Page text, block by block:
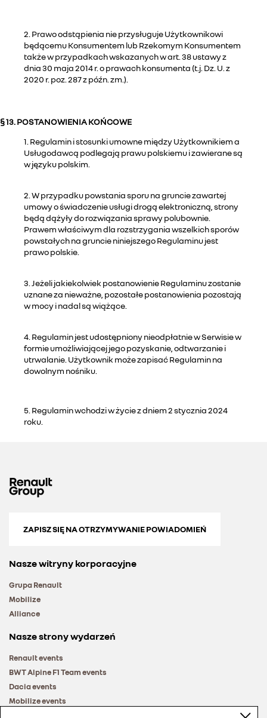
2. Prawo odstąpienia nie przysługuje Użytkownikowi
będącemu Konsumentem lub Rzekomym Konsumentem
także w przypadkach wskazanych w art. 38 ustawy z
dnia 30 maja 2014 r. o prawach konsumenta (t.j. Dz. U. z
2020 r. poz. 287 z późn. zm.).
§ 13. POSTANOWIENIA KOŃCOWE
1. Regulamin i stosunki umowne między Użytkownikiem a
Usługodawcą podlegają prawu polskiemu i zawierane są
w języku polskim.
2. W przypadku powstania sporu na gruncie zawartej
umowy o świadczenie usługi drogą elektroniczną, strony
będą dążyły do rozwiązania sprawy polubownie.
Prawem właściwym dla rozstrzygania wszelkich sporów
powstałych na gruncie niniejszego Regulaminu jest
prawo polskie.
3. Jeżeli jakiekolwiek postanowienie Regulaminu zostanie
uznane za nieważne, pozostałe postanowienia pozostają
w mocy i nadal są wiążące.
4. Regulamin jest udostępniony nieodpłatnie w Serwisie w
formie umożliwiającej jego pozyskanie, odtwarzanie i
utrwalanie. Użytkownik może zapisać Regulamin na
dowolnym nośniku.
5. Regulamin wchodzi w życie z dniem 2 stycznia 2024
roku.
ZAPISZ SIĘ NA OTRZYMYWANIE POWIADOMIEŃ
Nasze witryny korporacyjne
Grupa Renault
Mobilize
Alliance
Nasze strony wydarzeń
Renault events
BWT Alpine F1 Team events
Dacia events
Mobilize events